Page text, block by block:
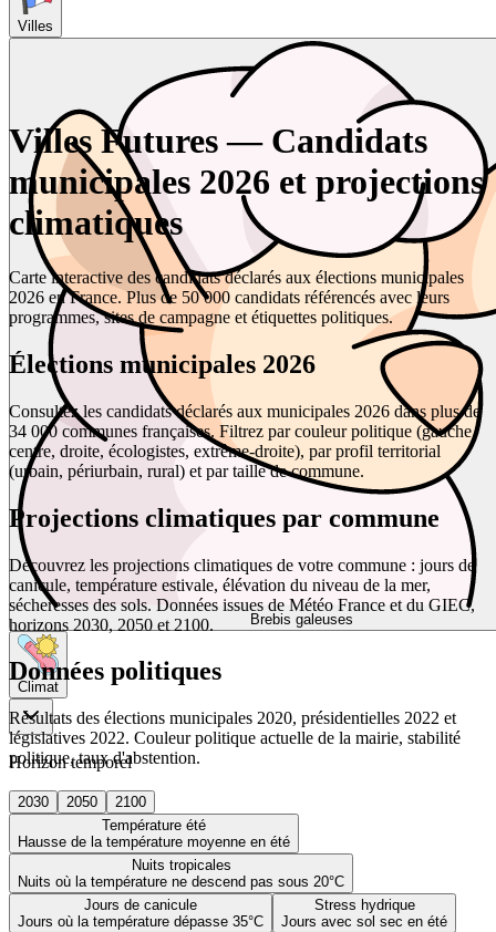
Villes
Brebis galeuses
Climat
Horizon temporel
2030 2050
2100
Température été
Hausse de la température moyenne en été
Nuits tropicales
Nuits où la température ne descend pas sous 20°C
Jours de canicule
Jours où la température dépasse 35°C
Stress hydrique
Jours avec sol sec en été
Villes Futures — Candidats
municipales 2026 et projections
climatiques
Carte interactive des candidats déclarés aux élections municipales
2026 en France. Plus de 50 000 candidats référencés avec leurs
programmes, sites de campagne et étiquettes politiques.
Élections municipales 2026
Consultez les candidats déclarés aux municipales 2026 dans plus de
34 000 communes françaises. Filtrez par couleur politique (gauche,
centre, droite, écologistes, extrême-droite), par profil territorial
(urbain, périurbain, rural) et par taille de commune.
Projections climatiques par commune
Découvrez les projections climatiques de votre commune : jours de
canicule, température estivale, élévation du niveau de la mer,
sécheresses des sols. Données issues de Météo France et du GIEC,
horizons 2030, 2050 et 2100.
Données politiques
Résultats des élections municipales 2020, présidentielles 2022 et
législatives 2022. Couleur politique actuelle de la mairie, stabilité
politique, taux d'abstention.